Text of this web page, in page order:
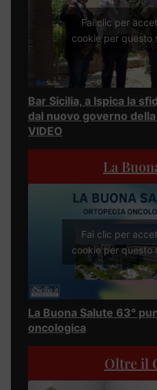
Fai clic per
cookie per questo
Bar Sicilia, a Ispica la
dal nuovo governo della
VIDEO
La
Fai clic per
cookie per questo
La Buona Salute 63°
oncologica
Oltre il